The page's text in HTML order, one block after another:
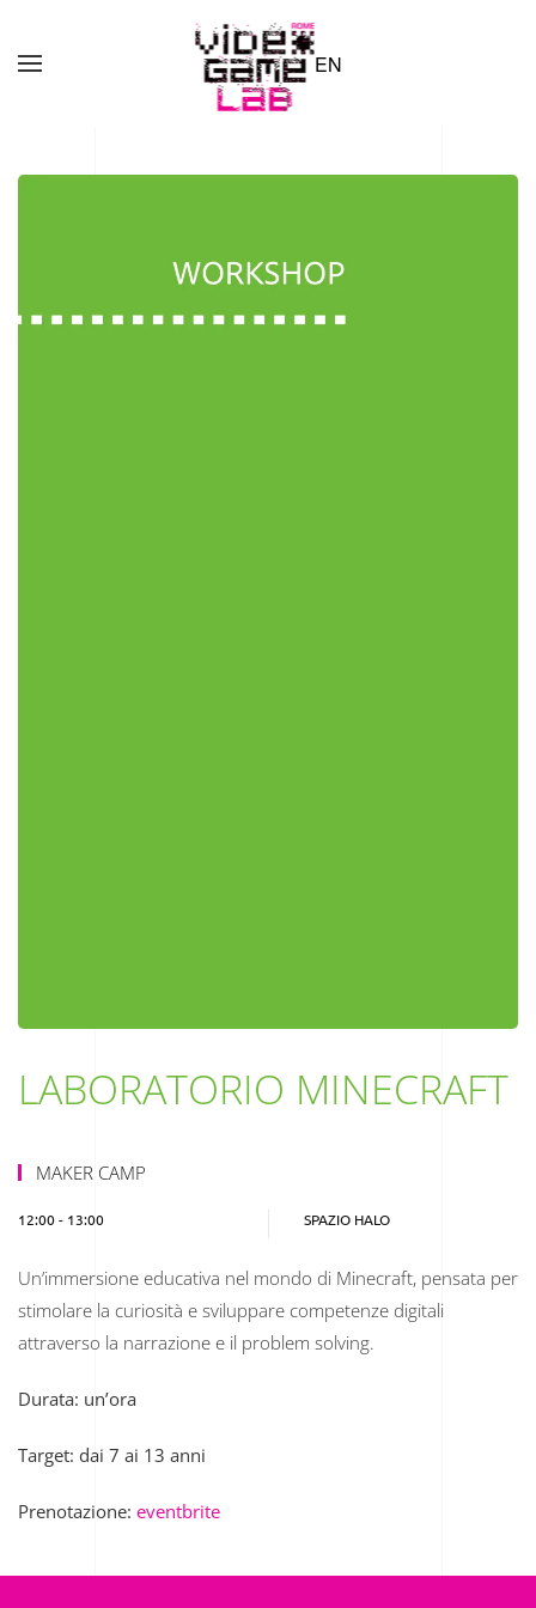
Skip to main content EN
LABORATORIO MINECRAFT
MAKER CAMP
12:00 - 13:00 SPAZIO HALO
Un’immersione educativa nel mondo di Minecraft, pensata per
stimolare la curiosità e sviluppare competenze digitali
attraverso la narrazione e il problem solving.
Durata: un’ora
Target: dai 7 ai 13 anni
Prenotazione: eventbrite